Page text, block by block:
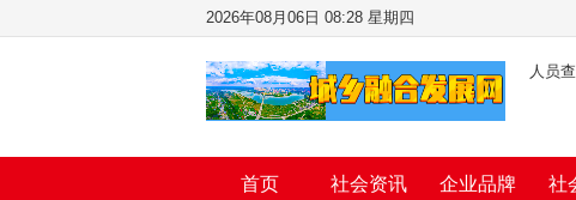
2026年08月06日 08:28 星期四
人员
首页 社会资讯 企业品牌 社